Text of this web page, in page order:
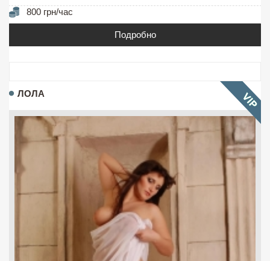
800 грн/час
Подробно
ЛОЛА